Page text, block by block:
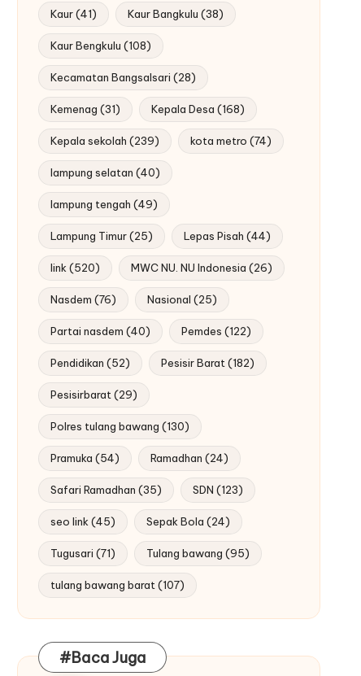
Kaur(41) Kaur Bangkulu (38)
Kaur Bengkulu (108)
Kecamatan Bangsalsari (28)
Kemenag (31) Kepala Desa (168)
Kepala sekolah (239) kota metro (74)
lampung selatan (40)
lampung tengah (49)
Lampung Timur(25) Lepas Pisah (44)
link (520) MWC NU. NU Indonesia (26)
Nasdem (76) Nasional (25)
Partai nasdem (40) Pemdes (122)
Pendidikan (52) Pesisir Barat (182)
Pesisirbarat (29)
Polres tulang bawang (130)
Pramuka (54) Ramadhan (24)
Safari Ramadhan (35) SDN (123)
seo link (45) Sepak Bola (24)
Tugusari (71) Tulang bawang (95)
tulang bawang barat (107)
#Baca Juga